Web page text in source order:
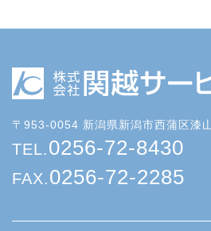
〒953-0054 新潟県新潟市西蒲区漆
TEL.0256-72-8430
FAX.0256-72-2285